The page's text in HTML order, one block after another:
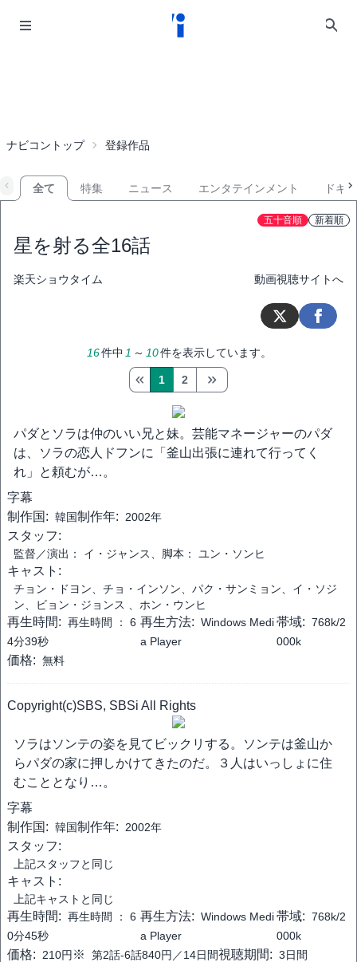
ナビコントップ 登録作品
全て 特集 ニュース エンタテインメント ドキ
五十音順 新着順
星を射る全16話
楽天ショウタイム 動画視聴サイトへ
16件中 1 ～ 10件を表示しています。
1 2
パダとソラは仲のいい兄と妹。芸能マネージャーのパダ
は、ソラの恋人ドフンに「釜山出張に連れて行ってく
れ」と頼むが…。
字幕
制作国: 韓国制作年: 2002年
スタッフ:
監督／演出： イ・ジャンス、脚本： ユン・ソンヒ
キャスト:
チョン・ドヨン、チョ・インソン、パク・サンミョン、イ・ソジ
ン、ビョン・ジョンス 、ホン・ウンヒ
再生時間: 再生時間 ： 6
4分39秒
再生方法: Windows Medi
a Player
帯域: 768k/2
000k
価格: 無料
Copyright(c)SBS, SBSi All Rights
ソラはソンテの姿を見てビックリする。ソンテは釜山か
らパダの家に押しかけてきたのだ。３人はいっしょに住
むこととなり…。
字幕
制作国: 韓国制作年: 2002年
スタッフ:
上記スタッフと同じ
キャスト:
上記キャストと同じ
再生時間: 再生時間 ： 6
0分45秒
再生方法: Windows Medi
a Player
帯域: 768k/2
000k
価格: 210円 ※ 第2話-6話840円／14日間視聴期間: 3日間